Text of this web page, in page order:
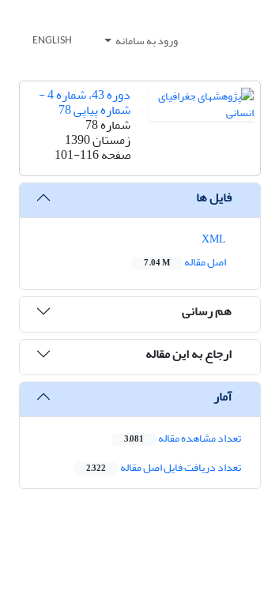
ورود به سامانه ENGLISH
دوره 43، شماره 4 -
شماره پیاپی 78
شماره 78
زمستان 1390
صفحه101-116
فایل ها
اصل مقاله
7.04 M
هم رسانی
ارجاع به این مقاله
آمار
تعداد مشاهده مقاله 3,081
تعداد دریافت فایل اصل مقاله 2,322